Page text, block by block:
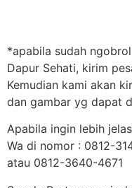
*apabila sudah
Dapur Sehati, kirim
Kemudian kami akan
dan gambar yg dapat
Apabila ingin lebih
Wa di nomor : 0812-
atau 0812-3640-4671